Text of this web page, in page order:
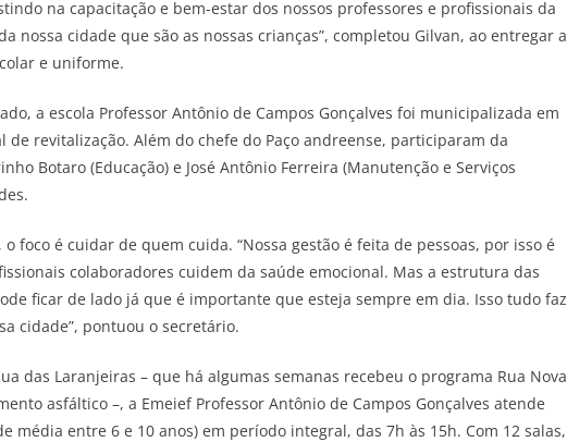
na capacitação e bem-estar dos nossos professores e profissionais da
nossa cidade que são as nossas crianças”, completou Gilvan, ao entregar a
e uniforme.
a escola Professor Antônio de Campos Gonçalves foi municipalizada em
de revitalização. Além do chefe do Paço andreense, participaram da
Botaro (Educação) e José Antônio Ferreira (Manutenção e Serviços
foco é cuidar de quem cuida. “Nossa gestão é feita de pessoas, por isso é
colaboradores cuidem da saúde emocional. Mas a estrutura das
ficar de lado já que é importante que esteja sempre em dia. Isso tudo faz
cidade”, pontuou o secretário.
das Laranjeiras – que há algumas semanas recebeu o programa Rua Nova
asfáltico –, a Emeief Professor Antônio de Campos Gonçalves atende
média entre 6 e 10 anos) em período integral, das 7h às 15h. Com 12 salas,